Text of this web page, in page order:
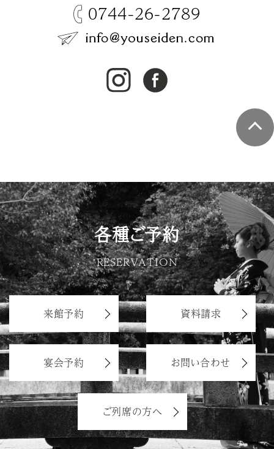
0744-26-2789
各種ご予約
RESERVATION
来館予約 資料請求
宴会予約 お問い合わせ
ご列席の方へ